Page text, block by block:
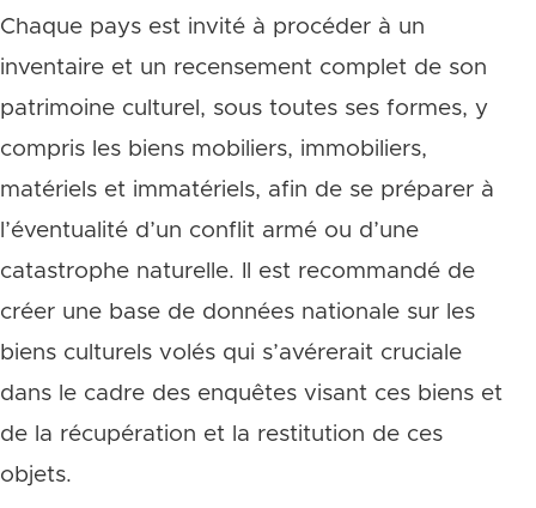
Chaque pays est invité à procéder à un
inventaire et un recensement complet de son
patrimoine culturel, sous toutes ses formes, y
compris les biens mobiliers, immobiliers,
matériels et immatériels, afin de se préparer à
l’éventualité d’un conflit armé ou d’une
catastrophe naturelle. Il est recommandé de
créer une base de données nationale sur les
biens culturels volés qui s’avérerait cruciale
dans le cadre des enquêtes visant ces biens et
de la récupération et la restitution de ces
objets.